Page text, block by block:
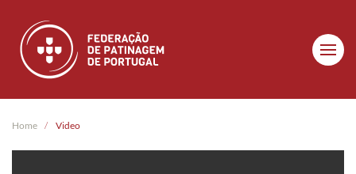
Skip to main content
Home Video